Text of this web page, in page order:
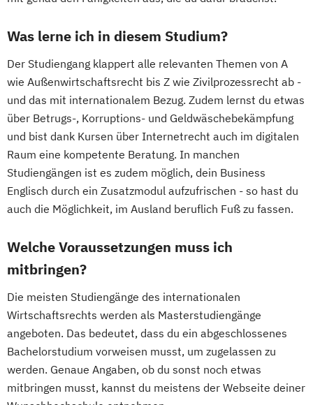
Was lerne ich in diesem Studium?
Der Studiengang klappert alle relevanten Themen von A
wie Außenwirtschaftsrecht bis Z wie Zivilprozessrecht ab -
und das mit internationalem Bezug. Zudem lernst du etwas
über Betrugs-, Korruptions- und Geldwäschebekämpfung
und bist dank Kursen über Internetrecht auch im digitalen
Raum eine kompetente Beratung. In manchen
Studiengängen ist es zudem möglich, dein Business
Englisch durch ein Zusatzmodul aufzufrischen - so hast du
auch die Möglichkeit, im Ausland beruflich Fuß zu fassen.
Welche Voraussetzungen muss ich
mitbringen?
Die meisten Studiengänge des internationalen
Wirtschaftsrechts werden als Masterstudiengänge
angeboten. Das bedeutet, dass du ein abgeschlossenes
Bachelorstudium vorweisen musst, um zugelassen zu
werden. Genaue Angaben, ob du sonst noch etwas
mitbringen musst, kannst du meistens der Webseite deiner